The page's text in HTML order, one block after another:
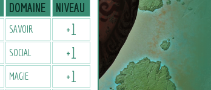
DOMAINE NIVEAU
SAVOIR +1
SOCIAL +1
MAGIE +1